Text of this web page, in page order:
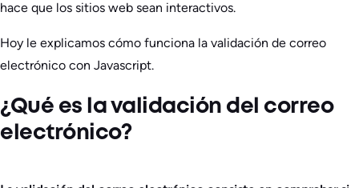
hace que los sitios web sean interactivos.
Hoy le explicamos cómo funciona la validación de correo
electrónico con Javascript.
¿Qué es la validación del correo
electrónico?